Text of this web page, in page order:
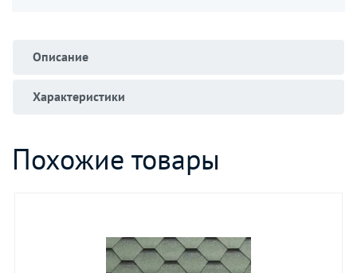
Описание
Характеристики
Похожие товары